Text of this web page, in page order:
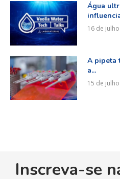
Água
16 de
A pipeta
a...
15 de
Inscreva-se